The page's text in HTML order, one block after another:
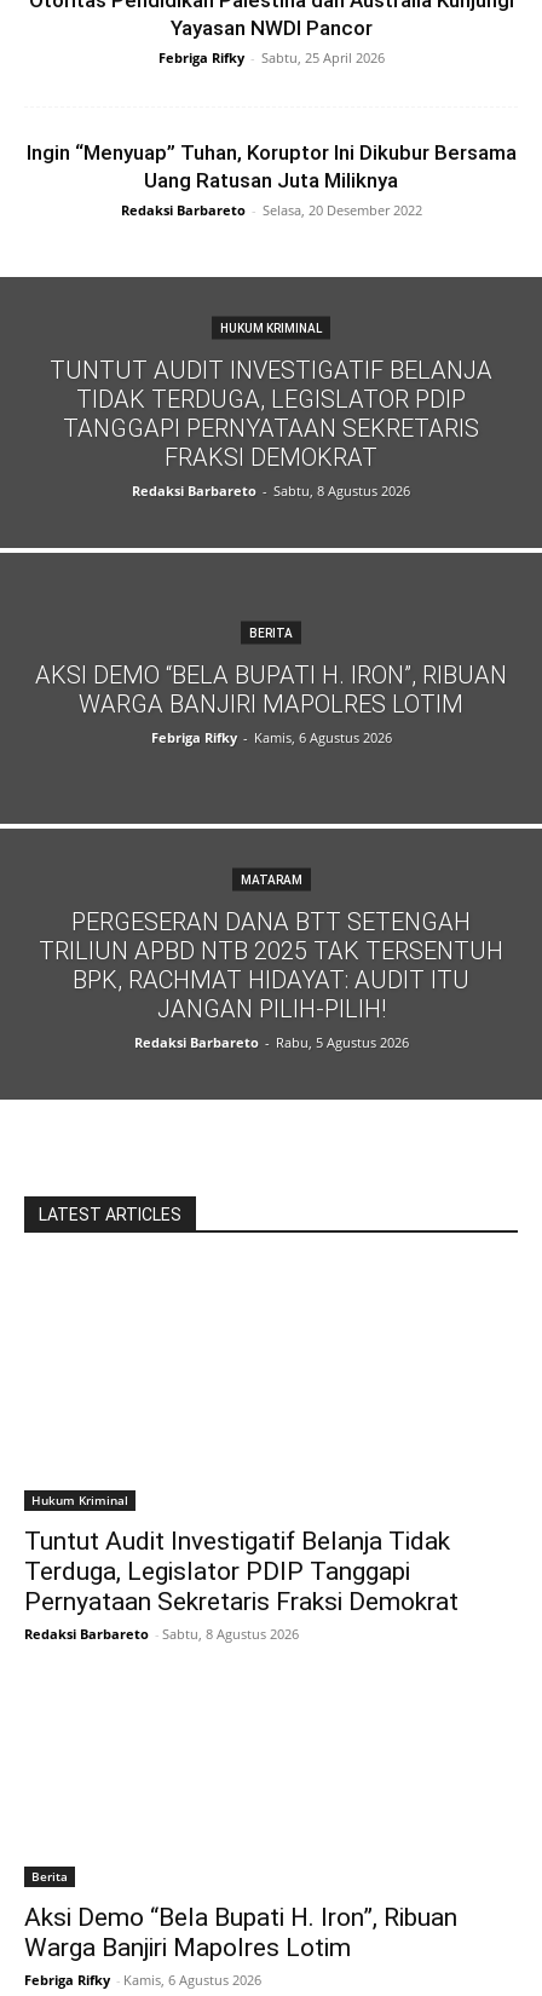
Yayasan NWDI Pancor
Febriga Rifky - Sabtu, 25 April 2026
Ingin “Menyuap” Tuhan, Koruptor Ini Dikubur Bersama
Uang Ratusan Juta Miliknya
Redaksi Barbareto - Selasa, 20 Desember 2022
HUKUM KRIMINAL
TUNTUT AUDIT INVESTIGATIF BELANJA
TIDAK TERDUGA, LEGISLATOR PDIP
TANGGAPI PERNYATAAN SEKRETARIS
FRAKSI DEMOKRAT
Redaksi Barbareto - Sabtu, 8 Agustus 2026
BERITA
AKSI DEMO “BELA BUPATI H. IRON”, RIBUAN
WARGA BANJIRI MAPOLRES LOTIM
Febriga Rifky - Kamis, 6 Agustus 2026
MATARAM
PERGESERAN DANA BTT SETENGAH
TRILIUN APBD NTB 2025 TAK TERSENTUH
BPK, RACHMAT HIDAYAT: AUDIT ITU
JANGAN PILIH-PILIH!
Redaksi Barbareto - Rabu, 5 Agustus 2026
LATEST ARTICLES
Hukum Kriminal
Tuntut Audit Investigatif Belanja Tidak
Terduga, Legislator PDIP Tanggapi
Pernyataan Sekretaris Fraksi Demokrat
Redaksi Barbareto - Sabtu, 8 Agustus 2026
Berita
Aksi Demo “Bela Bupati H. Iron”, Ribuan
Warga Banjiri Mapolres Lotim
Febriga Rifky - Kamis, 6 Agustus 2026